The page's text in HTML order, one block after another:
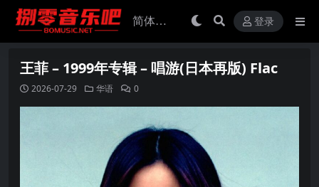
登录
王菲 – 1999年专辑 – 唱游(日本再版) Flac
2026-07-29 华语 0